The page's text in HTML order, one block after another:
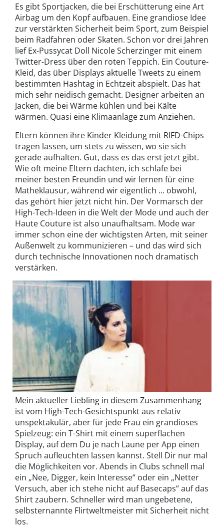
Es gibt Sportjacken, die bei Erschütterung eine Art
Airbag um den Kopf aufbauen. Eine grandiose Idee
zur verstärkten Sicherheit beim Sport, zum Beispiel
beim Radfahren oder Skaten. Schon vor drei Jahren
lief Ex-Pussycat Doll Nicole Scherzinger mit einem
Twitter-Dress über den roten Teppich. Ein Couture-
Kleid, das über Displays aktuelle Tweets zu einem
bestimmten Hashtag in Echtzeit abspielt. Das hat
mich sehr neidisch gemacht. Designer arbeiten an
Jacken, die bei Wärme kühlen und bei Kälte
wärmen. Quasi eine Klimaanlage zum Anziehen.
Eltern können ihre Kinder Kleidung mit RIFD-Chips
tragen lassen, um stets zu wissen, wo sie sich
gerade aufhalten. Gut, dass es das erst jetzt gibt.
Wie oft meine Eltern dachten, ich schlafe bei
meiner besten Freundin und wir lernen für eine
Matheklausur, während wir eigentlich ... obwohl,
das gehört hier jetzt nicht hin. Der Vormarsch der
High-Tech-Ideen in die Welt der Mode und auch der
Haute Couture ist also unaufhaltsam. Mode war
immer schon eine der wichtigsten Arten, mit seiner
Außenwelt zu kommunizieren – und das wird sich
durch technische Innovationen noch dramatisch
verstärken.
Mein aktueller Liebling in diesem Zusammenhang
ist vom High-Tech-Gesichtspunkt aus relativ
unspektakulär, aber für jede Frau ein grandioses
Spielzeug: ein T-Shirt mit einem superflachen
Display, auf dem Du je nach Laune per App einen
Spruch aufleuchten lassen kannst. Stell Dir nur mal
die Möglichkeiten vor. Abends in Clubs schnell mal
ein „Nee, Digger, kein Interesse“ oder ein „Netter
Versuch, aber ich stehe nicht auf Basecaps“ auf das
Shirt zaubern. Schneller wird man ungebetene,
selbsternannte Flirtweltmeister mit Sicherheit nicht
los.